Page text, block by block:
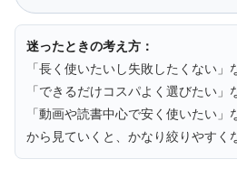
迷ったときの考え方：
「長く使いたいし失敗したくない」
「できるだけコスパよく選びたい」
「動画や読書中心で安く使いたい」
から見ていくと、かなり絞りやすく